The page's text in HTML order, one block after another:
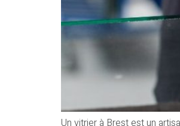
Un vitrier à Brest est un